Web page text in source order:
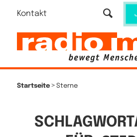
Kontakt
Startseite> Sterne